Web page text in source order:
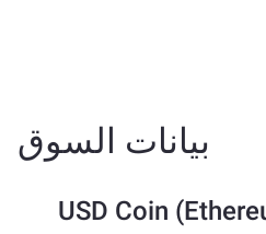
بيانات السوق